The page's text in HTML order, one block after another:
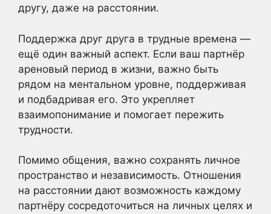
другу, даже на расстоянии.
Поддержка друг друга в трудные времена —
ещё один важный аспект. Если ваш партнёр
ареновый период в жизни, важно быть
рядом на ментальном уровне, поддерживая
и подбадривая его. Это укрепляет
взаимопонимание и помогает пережить
трудности.
Помимо общения, важно сохранять личное
пространство и независимость. Отношения
на расстоянии дают возможность каждому
партнёру сосредоточиться на личных целях и